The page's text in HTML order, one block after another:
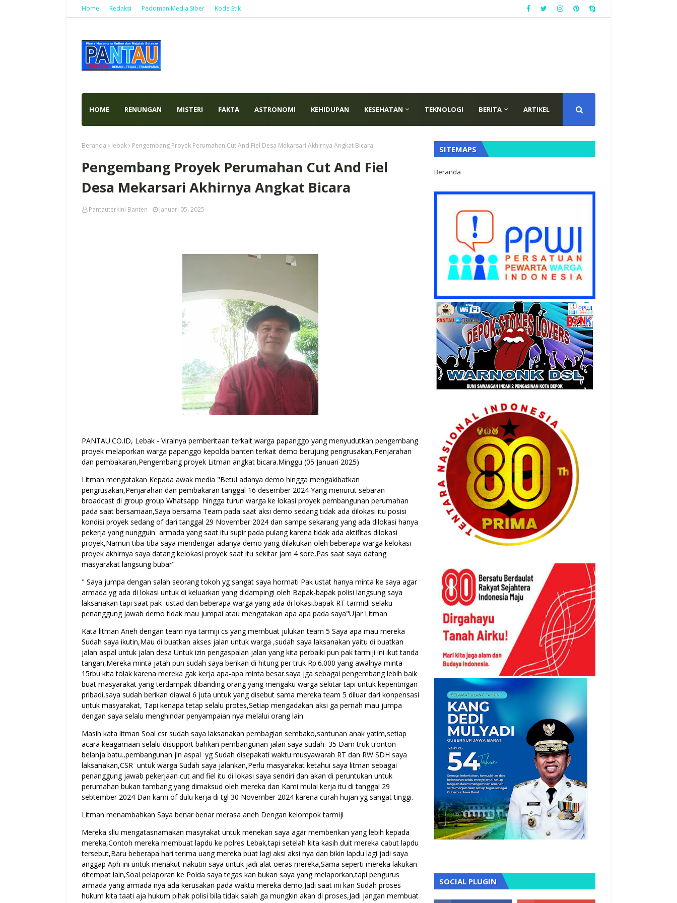
Home Redaksi Pedoman Media Siber Kode Etik
HOME RENUNGAN MISTERI FAKTA ASTRONOMI KEHIDUPAN KESEHATAN TEKNOLOGI BERITA ARTIKEL
Beranda lebak Pengembang Proyek Perumahan Cut And Fiel Desa Mekarsari Akhirnya Angkat Bicara
Pengembang Proyek Perumahan Cut And Fiel
Desa Mekarsari Akhirnya Angkat Bicara
Pantauterkini Banten Januari 05, 2025
PANTAU.CO.ID, Lebak - Viralnya pemberitaan terkait warga papanggo yang menyudutkan pengembang
proyek melaporkan warga papanggo kepolda banten terkait demo berujung pengrusakan,Penjarahan
dan pembakaran,Pengembang proyek Litman angkat bicara.Minggu (05 Januari 2025)
Litman mengatakan Kepada awak media "Betul adanya demo hingga mengakibatkan
pengrusakan,Penjarahan dan pembakaran tanggal 16 desember 2024 Yang menurut sebaran
broadcast di group group Whatsapp hingga turun warga ke lokasi proyek pembangunan perumahan
pada saat bersamaan,Saya bersama Team pada saat aksi demo sedang tidak ada dilokasi itu posisi
kondisi proyek sedang of dari tanggal 29 November 2024 dan sampe sekarang yang ada dilokasi hanya
pekerja yang nungguin armada yang saat itu supir pada pulang karena tidak ada aktifitas dilokasi
proyek,Namun tiba-tiba saya mendengar adanya demo yang dilakukan oleh beberapa warga kelokasi
proyek akhirnya saya datang kelokasi proyek saat itu sekitar jam 4 sore,Pas saat saya datang
masyarakat langsung bubar"
" Saya jumpa dengan salah seorang tokoh yg sangat saya hormati Pak ustat hanya minta ke saya agar
armada yg ada di lokasi untuk di keluarkan yang didampingi oleh Bapak-bapak polisi langsung saya
laksanakan tapi saat pak ustad dan beberapa warga yang ada di lokasi.bapak RT tarmidi selaku
penanggung jawab demo tidak mau jumpai atau mengatakan apa apa pada saya"Ujar Litman
Kata litman Aneh dengan team nya tarmiji cs yang membuat julukan team 5 Saya apa mau mereka
Sudah saya ikutin,Mau di buatkan akses jalan untuk warga ,sudah saya laksanakan yaitu di buatkan
jalan aspal untuk jalan desa Untuk izin pengaspalan jalan yang kita perbaiki pun pak tarmiji ini ikut tanda
tangan,Mereka minta jatah pun sudah saya berikan di hitung per truk Rp.6.000 yang awalnya minta
15rbu kita tolak karena mereka gak kerja apa-apa minta besar.saya jga sebagai pengembang lebih baik
buat masyarakat yang terdampak dibanding orang yang mengaku warga sekitar tapi untuk kepentingan
pribadi,saya sudah berikan diawal 6 juta untuk yang disebut sama mereka team 5 diluar dari konpensasi
untuk masyarakat, Tapi kenapa tetap selalu protes,Setiap mengadakan aksi ga pernah mau jumpa
dengan saya selalu menghindar penyampaian nya melalui orang lain
Masih kata litman Soal csr sudah saya laksanakan pembagian sembako,santunan anak yatim,setiap
acara keagamaan selalu disupport bahkan pembangunan jalan saya sudah 35 Dam truk tronton
belanja batu.,pembangunan jln aspal yg Sudah disepakati waktu musyawarah RT dan RW SDH saya
laksanakan,CSR untuk warga Sudah saya jalankan,Perlu masyarakat ketahui saya litman sebagai
penanggung jawab pekerjaan cut and fiel itu di lokasi saya sendiri dan akan di peruntukan untuk
perumahan bukan tambang yang dimaksud oleh mereka dan Kami mulai kerja itu di tanggal 29
sebtember 2024 Dan kami of dulu kerja di tgl 30 November 2024 karena curah hujan yg sangat tinggi.
Litman menambahkan Saya benar benar merasa aneh Dengan kelompok tarmiji
Mereka sllu mengatasnamakan masyrakat untuk menekan saya agar memberikan yang lebih kepada
mereka,Contoh mereka membuat lapdu ke polres Lebak,tapi setelah kita kasih duit mereka cabut lapdu
tersebut,Baru beberapa hari terima uang mereka buat lagi aksi aksi nya dan bikin lapdu lagi jadi saya
anggap Aph ini untuk menakut-nakutin saya untuk jadi alat oeras mereka,Sama seperti mereka lakukan
ditempat lain,Soal pelaporan ke Polda saya tegas kan bukan saya yang melaporkan,tapi pengurus
armada yang armada nya ada kerusakan pada waktu mereka demo,Jadi saat ini kan Sudah proses
hukum kita taati aja hukum pihak polisi bila tidak salah ga mungkin akan di proses,Jadi jangan membuat
SITEMAPS
Beranda
SOCIAL PLUGIN